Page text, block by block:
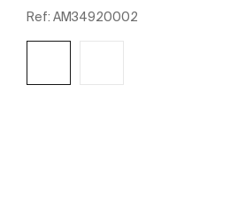
Ref: AM34920002